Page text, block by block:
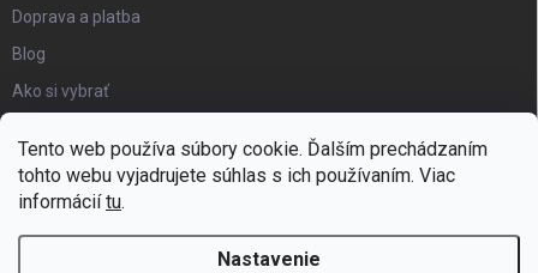
Tento web používa súbory cookie. Ďalším prechádzaním
tohto webu vyjadrujete súhlas s ich používaním. Viac
informáciítu.
Nastavenie
Doprava a platba
Blog
Ako si vybrať
Certifikát kvality
Moja objednávka